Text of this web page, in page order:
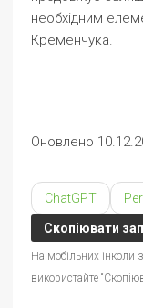
необхідним
Кременчука.
Оновлено
ChatGPT
Скопіювати
На мобільних інколи
використайте